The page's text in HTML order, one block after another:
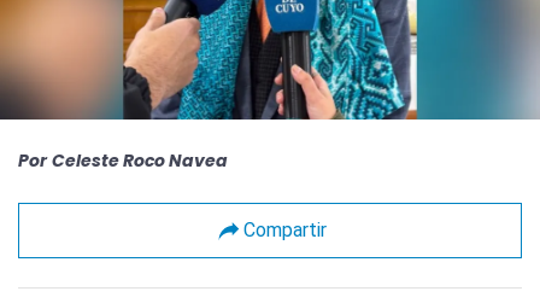
Por Celeste Roco Navea
Compartir